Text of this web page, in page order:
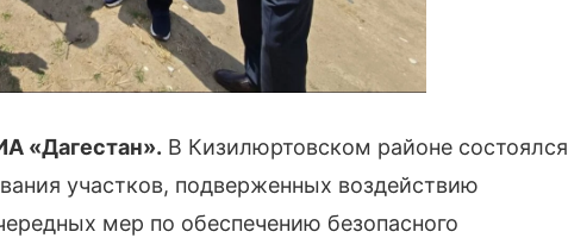
«Дагестан». В Кизилюртовском районе состоялся
участков, подверженных воздействию
мер по обеспечению безопасного